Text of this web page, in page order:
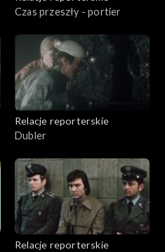
Czas przeszły - portier
Relacje reporterskie
Dubler
Relacje reporterskie